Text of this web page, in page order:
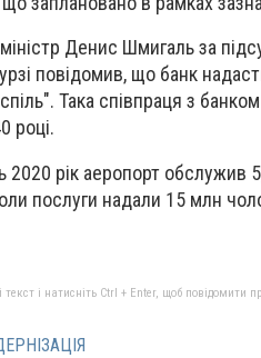
Денис Шмигаль за
повідомив, що банк
Така співпраця з
році.
рік аеропорт обслужив
послуги надали 15 млн
і натисніть Ctrl + Enter, щоб повідомити